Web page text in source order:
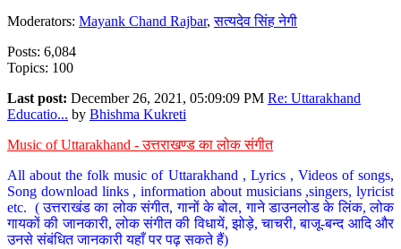
Moderators: Mayank Chand Rajbar,सत्यदेव सिंह नेगी
Posts: 6,084
Topics: 100
Last post: December 26, 2021, 05:09:09 PM Re: Uttarakhand
Educatio... by Bhishma Kukreti
Music of Uttarakhand - उत्तराखण्ड का लोक संगीत
All about the folk music of Uttarakhand , Lyrics , Videos of songs,
Song download links , information about musicians ,singers, lyricist
etc. ( उत्तराखंड का लोक संगीत, गानों के बोल, गाने डाउनलोड के लिंक, लोक
गायकों की जानकारी, लोक संगीत की विधायें, झोड़े, चाचरी, बाजू-बन्द आदि और
उनसे संबंधित जानकारी यहाँ पर पढ़ सकते हैं)